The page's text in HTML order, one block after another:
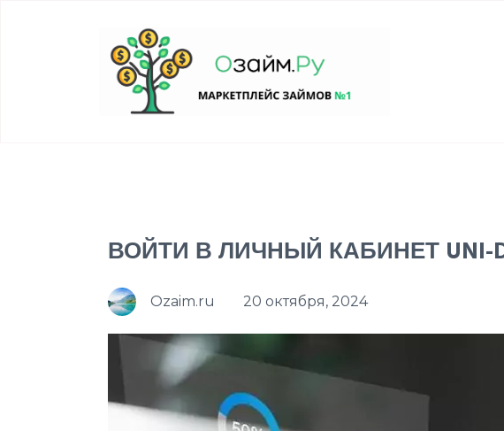
ВОЙТИ В ЛИЧНЫЙ КАБИНЕТ UNI-
Ozaim.ru 20 октября, 2024